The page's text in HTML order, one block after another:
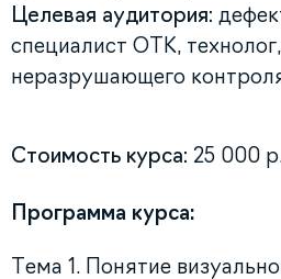
Целевая аудитория:
специалист ОТК,
неразрушающего
Стоимость курса: 25 000
Программа курса:
Тема 1. Понятие